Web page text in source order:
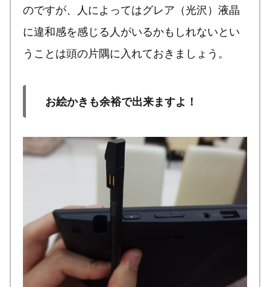
のですが、人によってはグレア（光沢）液晶
に違和感を感じる人がいるかもしれないとい
うことは頭の片隅に入れておきましょう。
お絵かきも余裕で出来ますよ！